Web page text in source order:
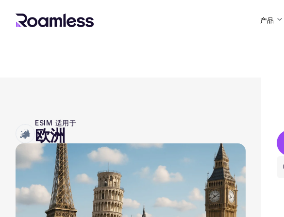
产品
ESIM 适用于
欧洲